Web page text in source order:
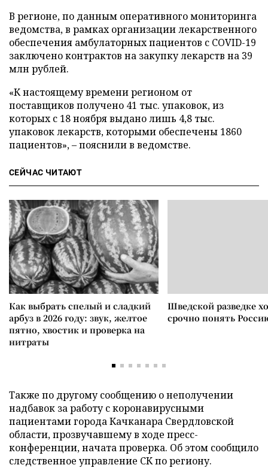
В регионе, по данным оперативного мониторинга
ведомства, в рамках организации лекарственного
обеспечения амбулаторных пациентов с COVID-19
заключено контрактов на закупку лекарств на 39
млн рублей.
«К настоящему времени регионом от
поставщиков получено 41 тыс. упаковок, из
которых с 18 ноября выдано лишь 4,8 тыс.
упаковок лекарств, которыми обеспечены 1860
пациентов», – пояснили в ведомстве.
СЕЙЧАС ЧИТАЮТ
Как выбрать спелый и сладкий
арбуз в 2026 году: звук, желтое
пятно, хвостик и проверка на
нитраты
Шведской разведке
срочно понять
Также по другому сообщению о неполучении
надбавок за работу с коронавирусными
пациентами города Качканара Свердловской
области, прозвучавшему в ходе пресс-
конференции, начата проверка. Об этом сообщило
следственное управление СК по региону.